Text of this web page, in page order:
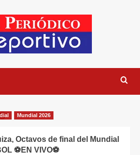
Mundial 2026
Octavos de final del Mundial
⚽EN VIVO⚽